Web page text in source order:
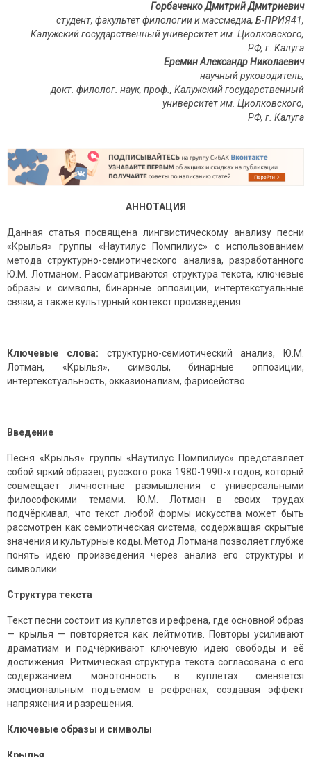
Горбаченко Дмитрий Дмитриевич
студент, факультет филологии и массмедиа, Б-ПРИЯ41,
Калужский государственный университет им. Циолковского,
РФ, г Калуга
Еремин Александр Николаевич
научный руководитель,
докт. филолог. наук, проф., Калужский государственный
университет им. Циолковского,
РФ, г. Калуга
АННОТАЦИЯ
Данная статья посвящена лингвистическому анализу песни
«Крылья» группы «Наутилус Помпилиус» с использованием
метода структурно-семиотического анализа, разработанного
Ю.М. Лотманом. Рассматриваются структура текста, ключевые
образы и символы, бинарные оппозиции, интертекстуальные
связи, а также культурный контекст произведения.
Ключевые слова: структурно-семиотический анализ, Ю.М.
Лотман, «Крылья», символы, бинарные оппозиции,
интертекстуальность, окказионализм, фарисейство.
Введение
Песня «Крылья» группы «Наутилус Помпилиус» представляет
собой яркий образец русского рока 1980-1990-х годов, который
совмещает личностные размышления с универсальными
философскими темами. Ю.М. Лотман в своих трудах
подчёркивал, что текст любой формы искусства может быть
рассмотрен как семиотическая система, содержащая скрытые
значения и культурные коды. Метод Лотмана позволяет глубже
понять идею произведения через анализ его структуры и
символики.
Структура текста
Текст песни состоит из куплетов и рефрена, где основной образ
— крылья — повторяется как лейтмотив. Повторы усиливают
драматизм и подчёркивают ключевую идею свободы и её
достижения. Ритмическая структура текста согласована с его
содержанием: монотонность в куплетах сменяется
эмоциональным подъёмом в рефренах, создавая эффект
напряжения и разрешения.
Ключевые образы и символы